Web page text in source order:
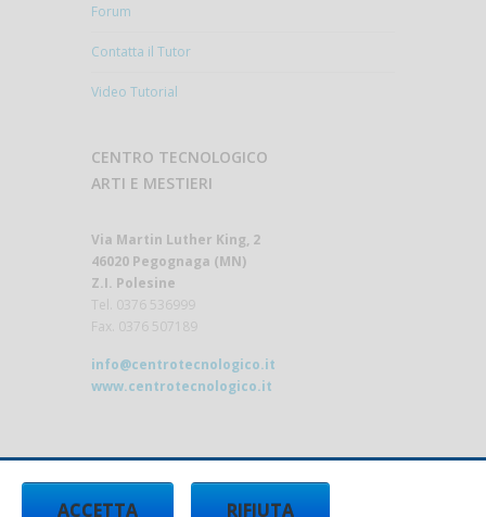
Forum
Contatta il Tutor
Video Tutorial
CENTRO TECNOLOGICO
ARTI E MESTIERI
Via Martin Luther King, 2
46020 Pegognaga (MN)
Z.I. Polesine
Tel. 0376 536999
Fax. 0376 507189
info@centrotecnologico.it
www.centrotecnologico.it
RIFIUTA
ACCETTA